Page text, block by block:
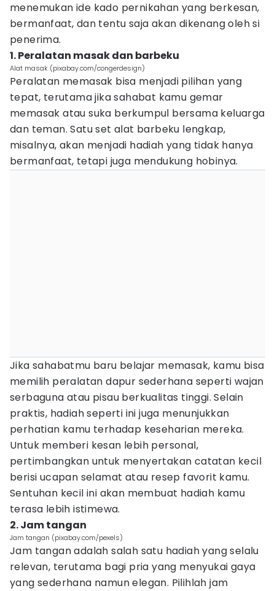
menemukan ide kado pernikahan yang berkesan,
bermanfaat, dan tentu saja akan dikenang oleh si
penerima.
1. Peralatan masak dan barbeku
Alat masak (pixabay.com/congerdesign)
Peralatan memasak bisa menjadi pilihan yang
tepat, terutama jika sahabat kamu gemar
memasak atau suka berkumpul bersama keluarga
dan teman. Satu set alat barbeku lengkap,
misalnya, akan menjadi hadiah yang tidak hanya
bermanfaat, tetapi juga mendukung hobinya.
Jika sahabatmu baru belajar memasak, kamu bisa
memilih peralatan dapur sederhana seperti wajan
serbaguna atau pisau berkualitas tinggi. Selain
praktis, hadiah seperti ini juga menunjukkan
perhatian kamu terhadap keseharian mereka.
Untuk memberi kesan lebih personal,
pertimbangkan untuk menyertakan catatan kecil
berisi ucapan selamat atau resep favorit kamu.
Sentuhan kecil ini akan membuat hadiah kamu
terasa lebih istimewa.
2. Jam tangan
Jam tangan (pixabay.com/pexels)
Jam tangan adalah salah satu hadiah yang selalu
relevan, terutama bagi pria yang menyukai gaya
yang sederhana namun elegan. Pilihlah jam